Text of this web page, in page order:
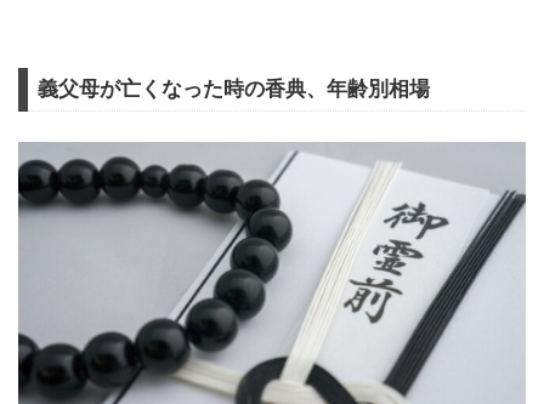
義父母が亡くなった時の香典、年齢別相場